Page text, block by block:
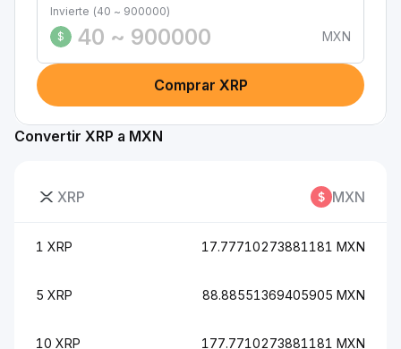
Invierte (40 ~ 900000)
$
MXN
Comprar XRP
Convertir XRP a MXN
XRP MXN
1 XRP 17.77710273881181 MXN
5 XRP 88.88551369405905 MXN
10 XRP 177.7710273881181 MXN